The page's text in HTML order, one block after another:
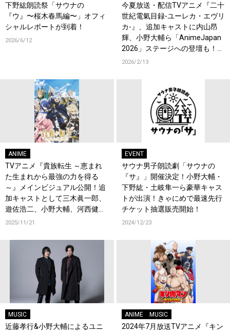
下野紘朗読祭「サウナの
『ウ』〜桜木春馬編〜」オフィ
シャルレポートが到着！
2026/6/12
今夏放送・配信TVアニメ『二十
世紀電氣目録-ユーレカ・エヴリ
カ-』、追加キャストに内山昂
輝、小野大輔ら「AnimeJapan
2026」ステージへの登壇も！コ
メントも到着！
2026/2/13
ANIME
TVアニメ『貴族転生 ～恵まれ
た生まれから最強の力を得る
～』メインビジュアル公開！追
加キャストとして三木眞一郎、
遊佐浩二、小野大輔、河西健吾
が決定！コメントも到着！
2025/11/21
EVENT
サウナ男子朗読劇「サウナの
『サ』」開催決定！小野大輔・
下野紘・土岐隼一ら豪華キャス
トが出演！きゃにめで最速先行
チケット抽選販売開始！
2024/12/23
MUSIC
近藤孝行&小野大輔によるユニ
ANIME MUSIC
2024年7月放送TVアニメ『キン